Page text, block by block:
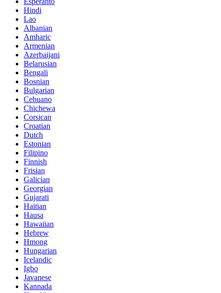
Hindi
Lao
Albanian
Amharic
Armenian
Azerbaijani
Belarusian
Bengali
Bosnian
Bulgarian
Cebuano
Chichewa
Corsican
Croatian
Dutch
Estonian
Filipino
Finnish
Frisian
Galician
Georgian
Gujarati
Haitian
Hausa
Hawaiian
Hebrew
Hmong
Hungarian
Icelandic
Igbo
Javanese
Kannada